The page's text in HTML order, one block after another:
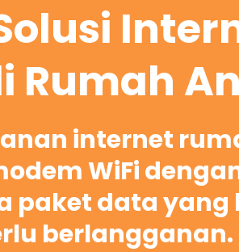
Rumah
internet
WiFi
paket data yang
berlangganan.